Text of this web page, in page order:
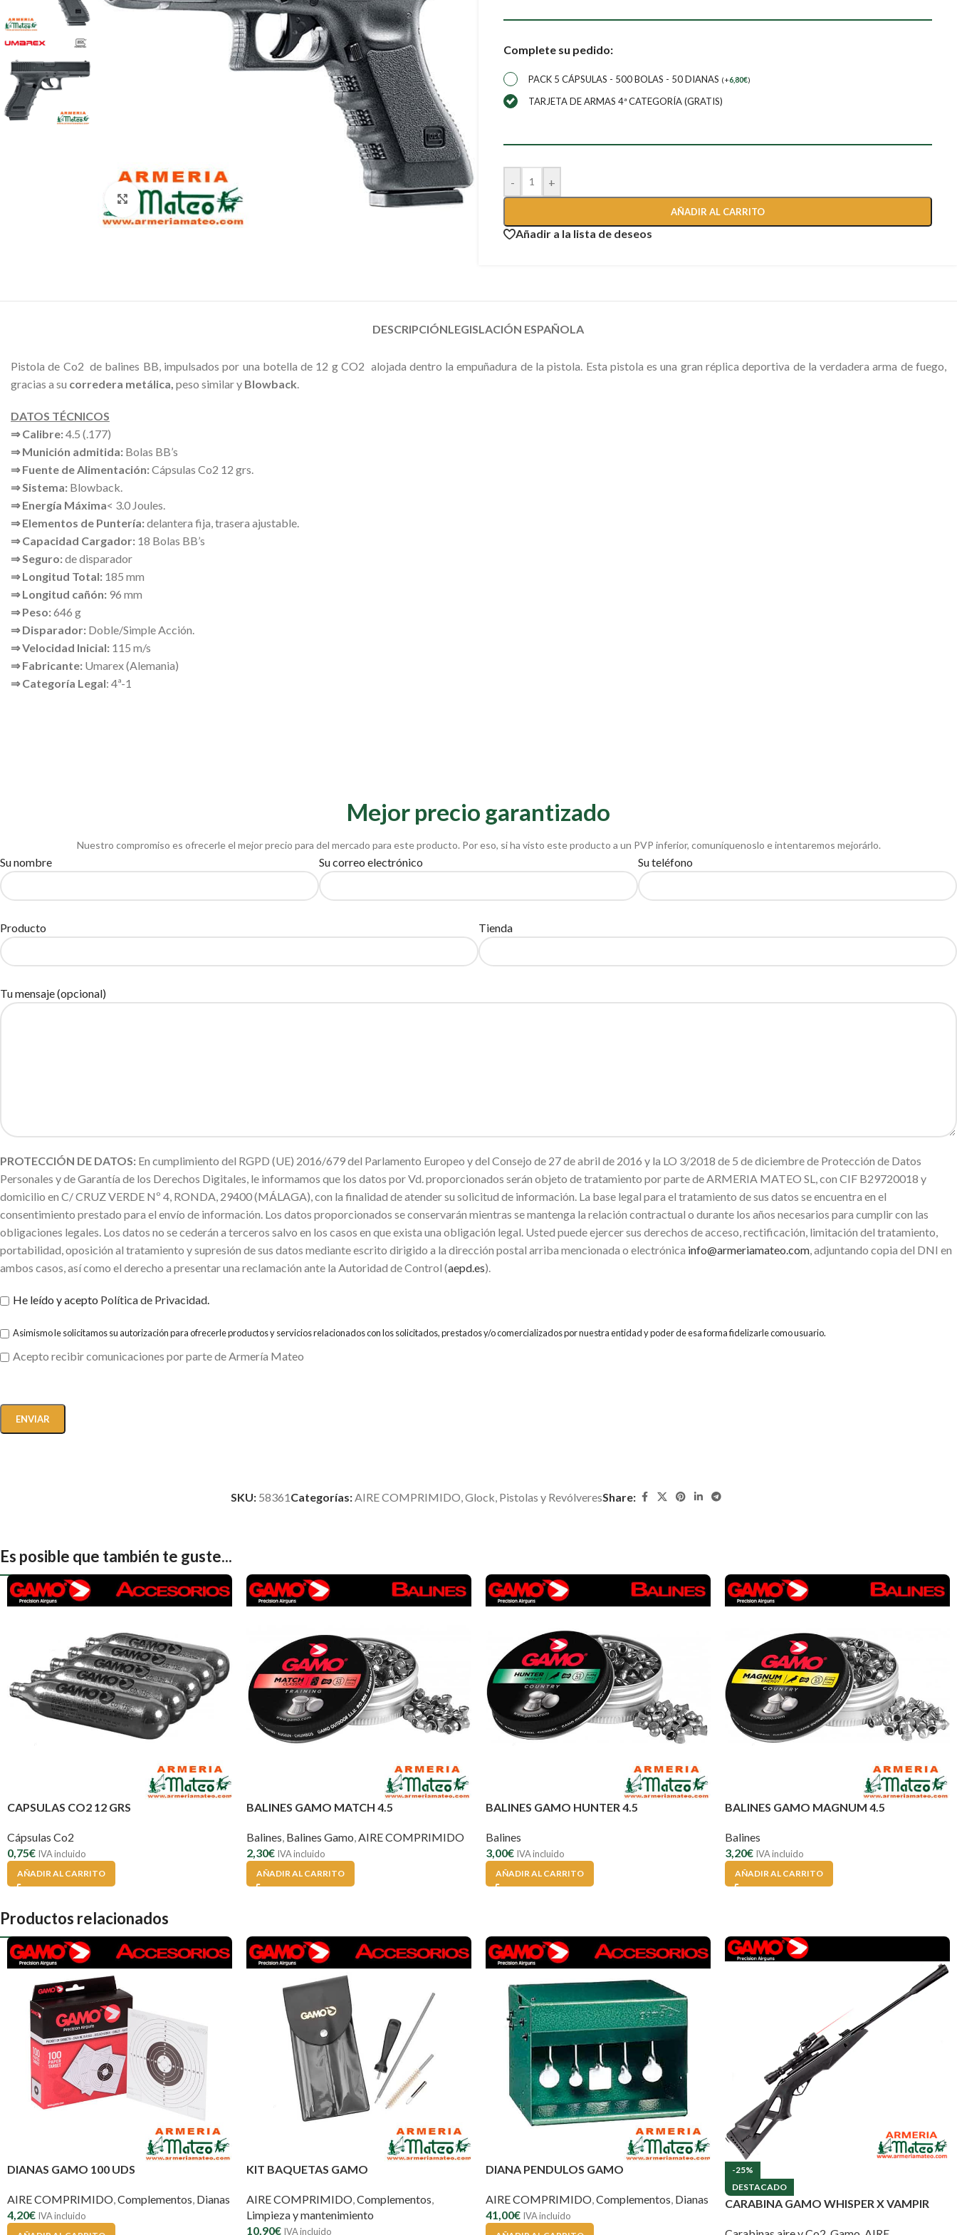
Clic para ampliar
Complete su pedido:
PACK 5 CÁPSULAS - 500 BOLAS - 50 DIANAS (+6,80€)
TARJETA DE ARMAS 4ª CATEGORÍA (GRATIS)
- +
AÑADIR AL CARRITO
Añadir a la lista de deseos
DESCRIPCIÓNLEGISLACIÓN ESPAÑOLA
Pistola de Co2 de balines BB, impulsados por una botella de 12 g CO2 alojada dentro la empuñadura de la pistola. Esta pistola es una gran réplica deportiva de la verdadera arma de fuego,
gracias a su corredera metálica, peso similar y Blowback
DATOS TÉCNICOS
⇒ Calibre:4.5 (.177)
⇒ Munición admitida: Bolas BB’s
⇒ Fuente de Alimentación:Cápsulas Co2 12 grs.
⇒ Sistema: Blowback.
⇒ Energía Máxima< 3.0 Joules.
⇒ Elementos de Puntería:delantera fija, trasera ajustable.
⇒ Capacidad Cargador: 18 Bolas BB’s
⇒ Seguro:de disparador
⇒ Longitud Total: 185 mm
⇒ Longitud cañón: 96 mm
⇒ Peso:646 g
⇒ Disparador: Doble/Simple Acción.
⇒ Velocidad Inicial: 115 m/s
⇒ Fabricante: Umarex (Alemania)
⇒ Categoría Legal: 4ª-1
Mejor precio garantizado
Nuestro compromiso es ofrecerle el mejor precio para del mercado para este producto. Por eso, si ha visto este producto a un PVP inferior, comuníquenoslo e intentaremos mejorárlo.
Su nombre Su correo electrónico Su teléfono
Producto Tienda
Tu mensaje (opcional)
PROTECCIÓN DE DATOS: En cumplimiento del RGPD (UE) 2016/679 del Parlamento Europeo y del Consejo de 27 de abril de 2016 y la LO 3/2018 de 5 de diciembre de Protección de Datos
Personales y de Garantía de los Derechos Digitales, le informamos que los datos por Vd. proporcionados serán objeto de tratamiento por parte de ARMERIA MATEO SL, con CIF B29720018 y
domicilio en C/ CRUZ VERDE Nº 4, RONDA, 29400 (MÁLAGA), con la finalidad de atender su solicitud de información. La base legal para el tratamiento de sus datos se encuentra en el
consentimiento prestado para el envío de información. Los datos proporcionados se conservarán mientras se mantenga la relación contractual o durante los años necesarios para cumplir con las
obligaciones legales. Los datos no se cederán a terceros salvo en los casos en que exista una obligación legal. Usted puede ejercer sus derechos de acceso, rectificación, limitación del tratamiento,
portabilidad, oposición al tratamiento y supresión de sus datos mediante escrito dirigido a la dirección postal arriba mencionada o electrónica info@armeriamateo.com , adjuntando copia del DNI en
ambos casos, así como el derecho a presentar una reclamación ante la Autoridad de Control (aepd.es).
He leído y acepto Política de Privacidad
Asimismo le solicitamos su autorización para ofrecerle productos y servicios relacionados con los solicitados, prestados y/o comercializados por nuestra entidad y poder de esa forma fidelizarle como usuario.
Acepto recibir comunicaciones por parte de Armería Mateo
SKU: 58361 Categorías: AIRE COMPRIMIDO Glock Pistolas y RevólveresShare:
Es posible que también te guste...
CAPSULAS CO2 12 GRS
Cápsulas Co2
0,75€ IVA incluido
AÑADIR AL CARRITO
BALINES GAMO MATCH 4.5
Balines Balines Gamo AIRE COMPRIMIDO
2,30€ IVA incluido
AÑADIR AL CARRITO
BALINES GAMO HUNTER 4.5
Balines
3,00€ IVA incluido
AÑADIR AL CARRITO
BALINES GAMO MAGNUM 4.5
Balines
3,20€ IVA incluido
AÑADIR AL CARRITO
Productos relacionados
DIANAS GAMO 100 UDS
AIRE COMPRIMIDO Complementos Dianas
4,20€ IVA incluido
KIT BAQUETAS GAMO
AIRE COMPRIMIDO Complementos
Limpieza y mantenimiento
10,90€ IVA incluido
DIANA PENDULOS GAMO
AIRE COMPRIMIDO Complementos Dianas
41,00€ IVA incluido
-25%
DESTACADO
CARABINA GAMO WHISPER X VAMPIR